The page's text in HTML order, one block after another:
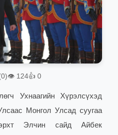
👁 124👍 0
Ухнаагийн Хүрэлсүхэд
Монгол Улсад суугаа
Элчин сайд Айбек